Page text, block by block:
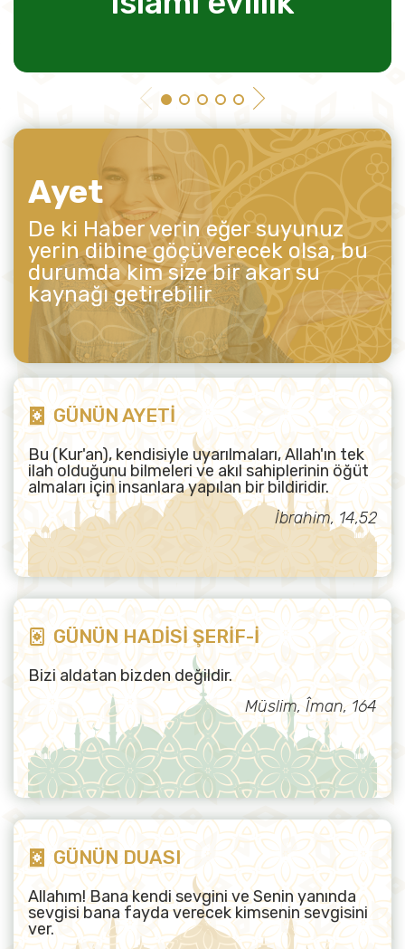
Ayet
De ki Haber verin eğer suyunuz
yerin dibine göçüverecek olsa, bu
durumda kim size bir akar su
kaynağı getirebilir
GÜNÜN AYETİ
Bu (Kur'an), kendisiyle uyarılmaları, Allah'ın tek
ilah olduğunu bilmeleri ve akıl sahiplerinin öğüt
almaları için insanlara yapılan bir bildiridir.
İbrahim, 14,52
GÜNÜN HADİSİ ŞERİF-İ
Bizi aldatan bizden değildir.
Müslim, Îman, 164
GÜNÜN DUASI
Allahım! Bana kendi sevgini ve Senin yanında
sevgisi bana fayda verecek kimsenin sevgisini
ver.